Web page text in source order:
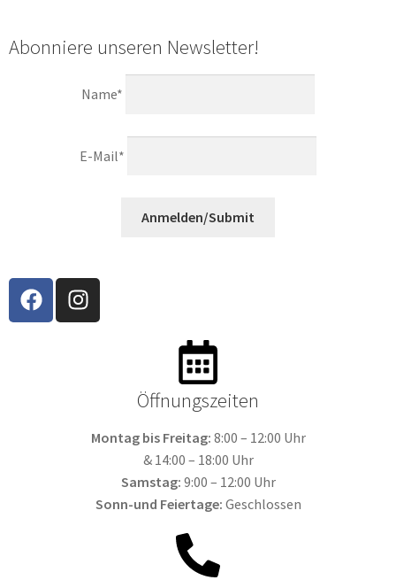
Abonniere unseren Newsletter!
Name*
E-Mail*
Anmelden/Submit
Öffnungszeiten​
Montag bis Freitag: 8:00 – 12:00 Uhr
& 14:00 – 18:00 Uhr
Samstag: 9:00 – 12:00 Uhr
Sonn-und Feiertage: Geschlossen